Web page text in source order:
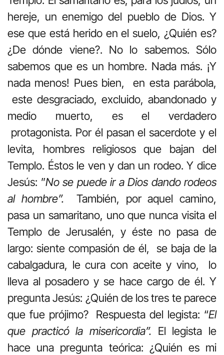
hereje, un enemigo del pueblo de Dios. Y
ese que está herido en el suelo, ¿Quién es?
¿De dónde viene?. No lo sabemos. Sólo
sabemos que es un hombre. Nada más. ¡Y
nada menos! Pues bien, en esta parábola,
este desgraciado, excluido, abandonado y
medio muerto, es el verdadero
protagonista. Por él pasan el sacerdote y el
levita, hombres religiosos que bajan del
Templo. Éstos le ven y dan un rodeo. Y dice
Jesús: ”No se puede ir a Dios dando rodeos
al hombre”. También, por aquel camino,
pasa un samaritano, uno que nunca visita el
Templo de Jerusalén, y éste no pasa de
largo: siente compasión de él, se baja de la
cabalgadura, le cura con aceite y vino, lo
lleva al posadero y se hace cargo de él. Y
pregunta Jesús: ¿Quién de los tres te parece
que fue prójimo? Respuesta del legista: “El
que practicó la misericordia”. El legista le
hace una pregunta teórica: ¿Quién es mi